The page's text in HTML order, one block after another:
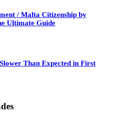
/ Malta Citizenship by
Ultimate Guide
Than Expected in First